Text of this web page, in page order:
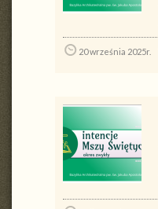
20 września 2025r.